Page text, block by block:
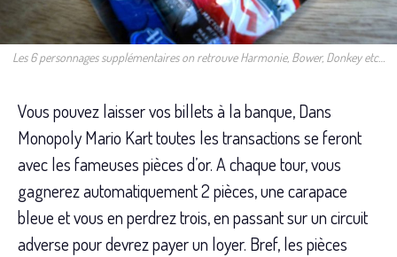
Les 6 personnages supplémentaires on retrouve Harmonie, Bower, Donkey etc…
Vous pouvez laisser vos billets à la banque, Dans
Monopoly Mario Kart toutes les transactions se feront
avec les fameuses pièces d’or. A chaque tour, vous
gagnerez automatiquement 2 pièces, une carapace
bleue et vous en perdrez trois, en passant sur un circuit
adverse pour devrez payer un loyer. Bref, les pièces